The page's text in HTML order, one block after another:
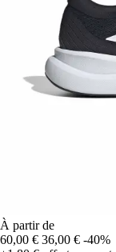
À partir de
60,00 € 36,00 € -40%